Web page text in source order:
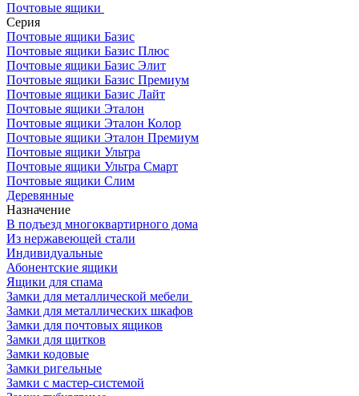
Почтовые ящики
Серия
Почтовые ящики Базис
Почтовые ящики Базис Плюс
Почтовые ящики Базис Элит
Почтовые ящики Базис Премиум
Почтовые ящики Базис Лайт
Почтовые ящики Эталон
Почтовые ящики Эталон Колор
Почтовые ящики Эталон Премиум
Почтовые ящики Ультра
Почтовые ящики Ультра Смарт
Почтовые ящики Слим
Деревянные
Назначение
В подъезд многоквартирного дома
Из нержавеющей стали
Индивидуальные
Абонентские ящики
Ящики для спама
Замки для металлической мебели
Замки для металлических шкафов
Замки для почтовых ящиков
Замки для щитков
Замки кодовые
Замки ригельные
Замки с мастер-системой